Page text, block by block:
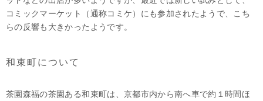
コミックマーケット（通称コミケ）にも参加されたようで、こち
らの反響も大きかったようです。
和束町について
茶園森福の茶園ある和束町は、京都市内から南へ車で約１時間ほ